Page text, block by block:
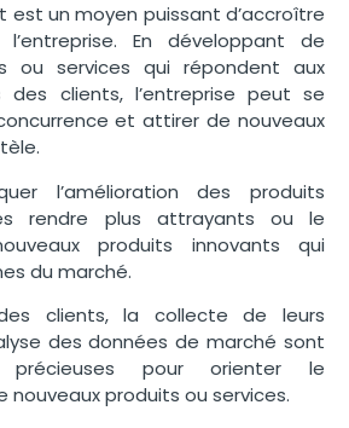
est un moyen puissant d’accroître
En développant de
ou services qui répondent aux
des clients, l’entreprise peut se
et attirer de nouveaux
l’amélioration des produits
rendre plus attrayants ou le
produits innovants qui
du marché.
clients, la collecte de leurs
des données de marché sont
pour orienter le
produits ou services.